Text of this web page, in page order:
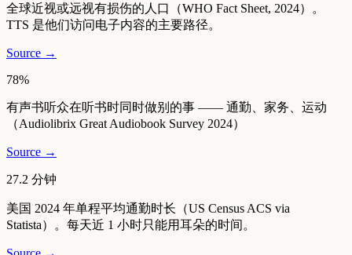
全球近视或远视有损伤的人口（WHO Fact Sheet, 2024）。
TTS 是他们访问电子内容的主要路径。
Source →
78%
有声书听众在听书时同时做别的事 —— 通勤、家务、运动
（Audiolibrix Great Audiobook Survey 2024）
Source →
27.2 分钟
美国 2024 年单程平均通勤时长（US Census ACS via
Statista）。每天近 1 小时只能用耳朵的时间。